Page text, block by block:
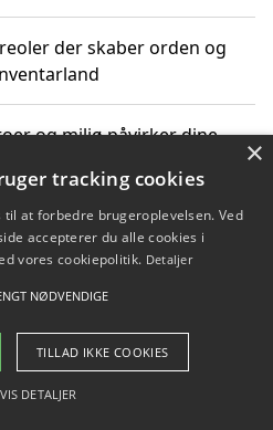
der skaber orden og
og miljø påvirker dine
grønnere hverdag
Blog Betingelser
×
tracking cookies
at forbedre brugeroplevelsen. Ved
accepterer du alle cookies i
vores cookiepolitik. Detaljer
NØDVENDIGE
TILLAD IKKE COOKIES
VIS DETALJER